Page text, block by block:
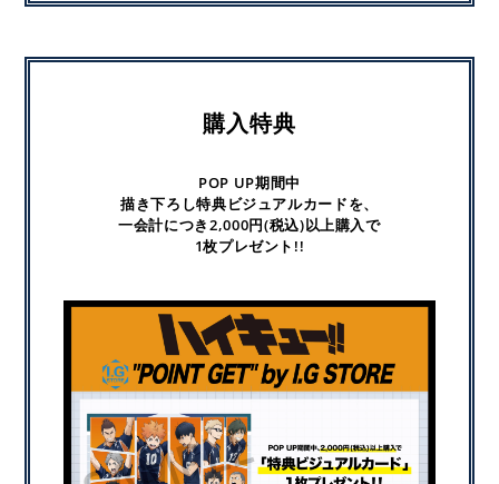
購入特典
POP UP期間中
描き下ろし特典ビジュアルカードを、
一会計につき2,000円(税込)以上購入で
1枚プレゼント!!